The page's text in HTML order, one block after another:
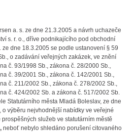
a. s. ze dne 21.3.2005 a návrh uchazeče
s. r. o., dříve podnikajícího pod obchodní
ze dne 18.3.2005 se podle ustanovení § 59
o zadávání veřejných zakázek, ve znění
č. 93/1998 Sb., zákona č. 28/2000 Sb.,
č. 39/2001 Sb., zákona č. 142/2001 Sb.,
č. 211/2002 Sb., zákona č. 278/2002 Sb.,
č. 424/2002 Sb. a zákona č. 517/2002 Sb.
Statutárního města Mladá Boleslav, ze dne
o výběru nejvhodnější nabídky ve veřejné
služeb ve statutárním městě
neboť nebylo shledáno porušení citovaného